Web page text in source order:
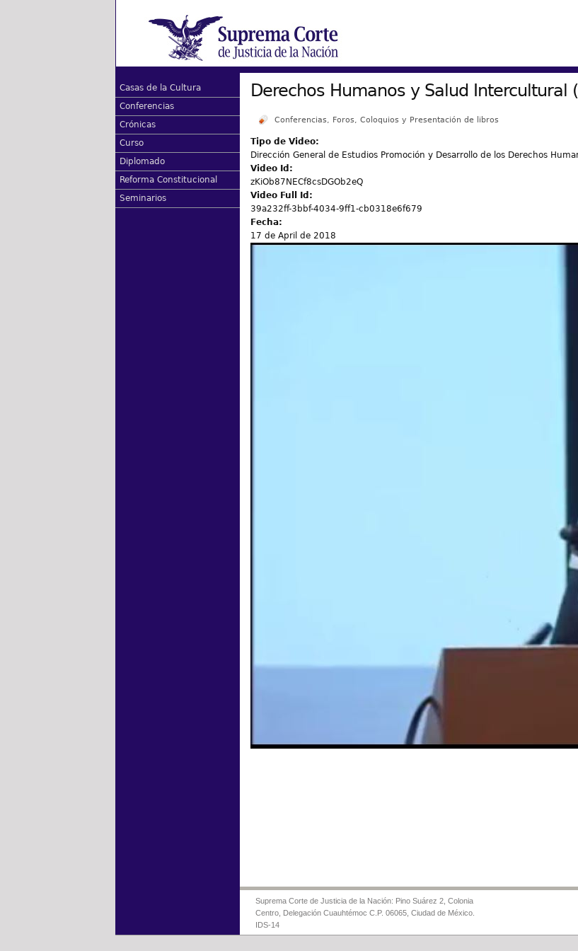
Casas de la Cultura
Conferencias
Crónicas
Curso
Diplomado
Reforma Constitucional
Seminarios
Derechos Humanos y Salud Intercultural
Conferencias, Foros, Coloquios y Presentación de libros
Tipo de Video:
Dirección General de Estudios Promoción y Desarrollo de los Derechos
Video Id:
zKiOb87NECf8csDGOb2eQ
Video Full Id:
39a232ff-3bbf-4034-9ff1-cb0318e6f679
Fecha:
17 de April de 2018
Suprema Corte de Justicia de la Nación: Pino Suárez 2, Colonia
Centro, Delegación Cuauhtémoc C.P. 06065, Ciudad de México.
IDS-14